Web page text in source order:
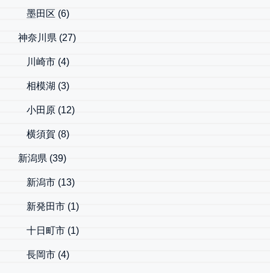
墨田区 (6)
神奈川県 (27)
川崎市 (4)
相模湖 (3)
小田原 (12)
横須賀 (8)
新潟県 (39)
新潟市 (13)
新発田市 (1)
十日町市 (1)
長岡市 (4)